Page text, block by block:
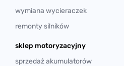
wymiana wycieraczek
remonty silników
sklep motoryzacyjny
sprzedaż akumulatorów